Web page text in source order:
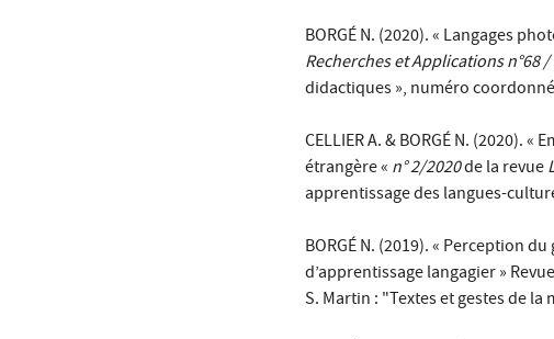
BORGÉ N. (2020). « Langages
Recherches et Applications n°68
didactiques », numéro
CELLIER A. & BORGÉ N. (2020).
étrangère « n° 2/2020de la revue
apprentissage des langues-
BORGÉ N. (2019). « Perception
d’apprentissage langagier » Revue
S. Martin : "Textes et gestes de